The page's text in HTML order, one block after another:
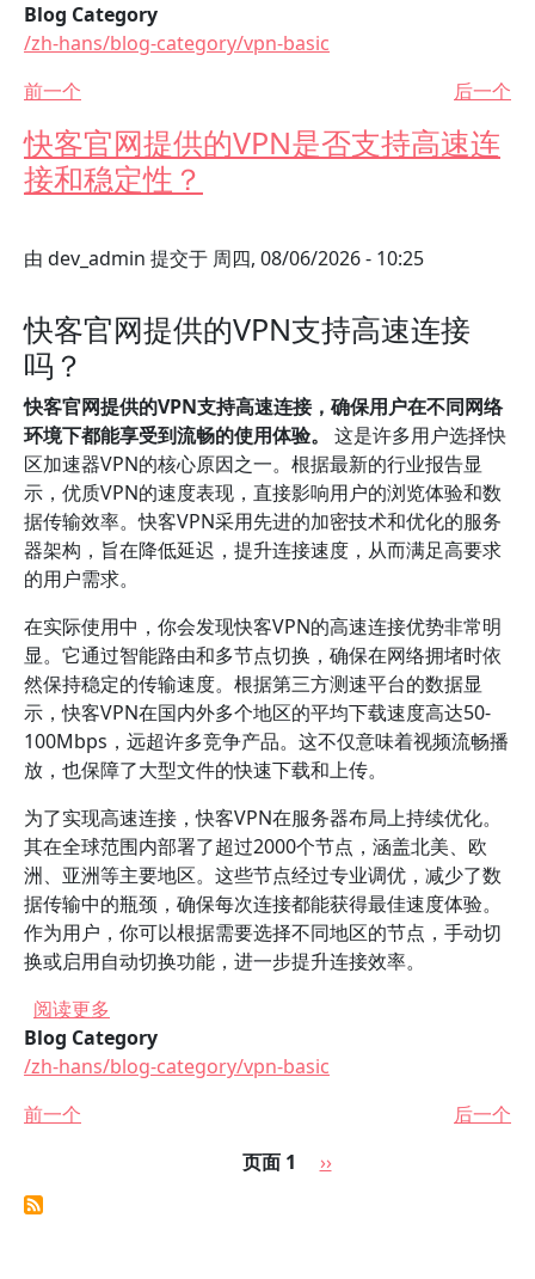
Blog Category
/zh-hans/blog-category/vpn-basic
前一个
后一个
快客官网提供的VPN是否支持高速连
接和稳定性？
由 dev_admin 提交于 周四, 08/06/2026 - 10:25
快客官网提供的VPN支持高速连接
吗？
快客官网提供的VPN支持高速连接，确保用户在不同网络
环境下都能享受到流畅的使用体验。
这是许多用户选择快
区加速器VPN的核心原因之一。根据最新的行业报告显
示，优质VPN的速度表现，直接影响用户的浏览体验和数
据传输效率。快客VPN采用先进的加密技术和优化的服务
器架构，旨在降低延迟，提升连接速度，从而满足高要求
的用户需求。
在实际使用中，你会发现快客VPN的高速连接优势非常明
显。它通过智能路由和多节点切换，确保在网络拥堵时依
然保持稳定的传输速度。根据第三方测速平台的数据显
示，快客VPN在国内外多个地区的平均下载速度高达50-
100Mbps，远超许多竞争产品。这不仅意味着视频流畅播
放，也保障了大型文件的快速下载和上传。
为了实现高速连接，快客VPN在服务器布局上持续优化。
其在全球范围内部署了超过2000个节点，涵盖北美、欧
洲、亚洲等主要地区。这些节点经过专业调优，减少了数
据传输中的瓶颈，确保每次连接都能获得最佳速度体验。
作为用户，你可以根据需要选择不同地区的节点，手动切
换或启用自动切换功能，进一步提升连接效率。
阅读更多
Blog Category
/zh-hans/blog-category/vpn-basic
前一个
后一个
页面 1 下一页
››